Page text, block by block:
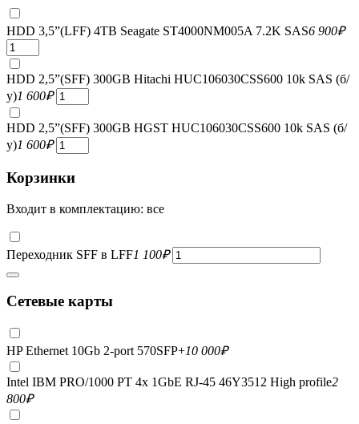
HDD 3,5”(LFF) 4TB Seagate ST4000NM005A 7.2K SAS6 900₽
HDD 2,5”(SFF) 300GB Hitachi HUC106030CSS600 10k SAS (б/
у)1 600₽
HDD 2,5”(SFF) 300GB HGST HUC106030CSS600 10k SAS (б/
у)1 600₽
Корзинки
Входит в комплектацию: все
Переходник SFF в LFF1 100₽
Сетевые карты
HP Ethernet 10Gb 2-port 570SFP+10 000₽
Intel IBM PRO/1000 PT 4x 1GbE RJ-45 46Y3512 High profile2
800₽